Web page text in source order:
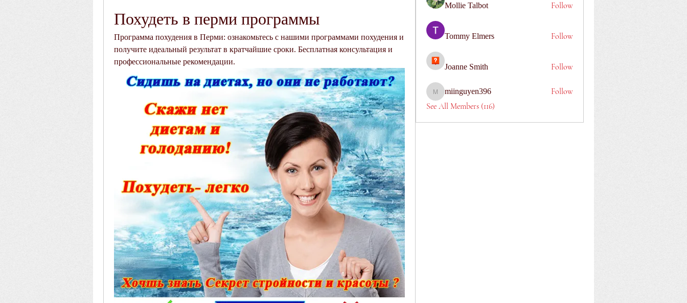
Похудеть в перми программы
Программа похудения в Перми: ознакомьтесь с нашими программами похудения и
получите идеальный результат в кратчайшие сроки. Бесплатная консультация и
профессиональные рекомендации.
Mollie Talbot Follow
Tommy Elmers Follow
Joanne Smith Follow
miinguyen396
miinguyen396
Follow
See All Members (116)